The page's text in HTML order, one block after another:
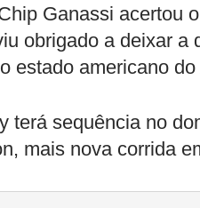
Ganassi acertou
obrigado a deixar
estado americano
terá sequência no
mais nova corrida